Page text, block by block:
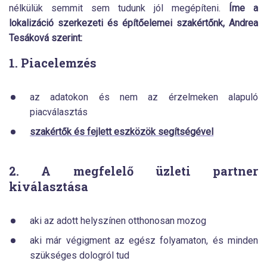
nélkülük semmit sem tudunk jól megépíteni.
Íme a
lokalizáció szerkezeti és építőelemei szakértőnk, Andrea
Tesáková szerint:
1. Piacelemzés
az adatokon és nem az érzelmeken alapuló
piacválasztás
szakértők és fejlett eszközök segítségével
2. A megfelelő üzleti partner
kiválasztása
aki az adott helyszínen otthonosan mozog
aki már végigment az egész folyamaton, és minden
szükséges dologról tud